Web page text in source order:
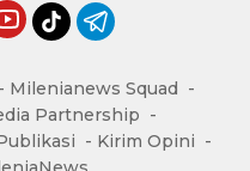
Milenianews Squad
Partnership
Kirim Opini